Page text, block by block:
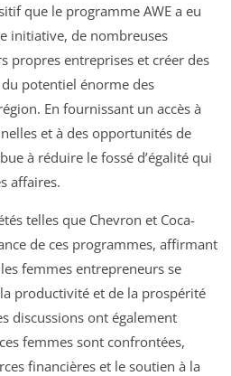
que le programme AWE a eu
initiative, de nombreuses
propres entreprises et créer des
potentiel énorme des
En fournissant un accès à
et à des opportunités de
à réduire le fossé d’égalité qui
affaires.
telles que Chevron et Coca-
de ces programmes, affirmant
femmes entrepreneurs se
productivité et de la prospérité
discussions ont également
femmes sont confrontées,
financières et le soutien à la